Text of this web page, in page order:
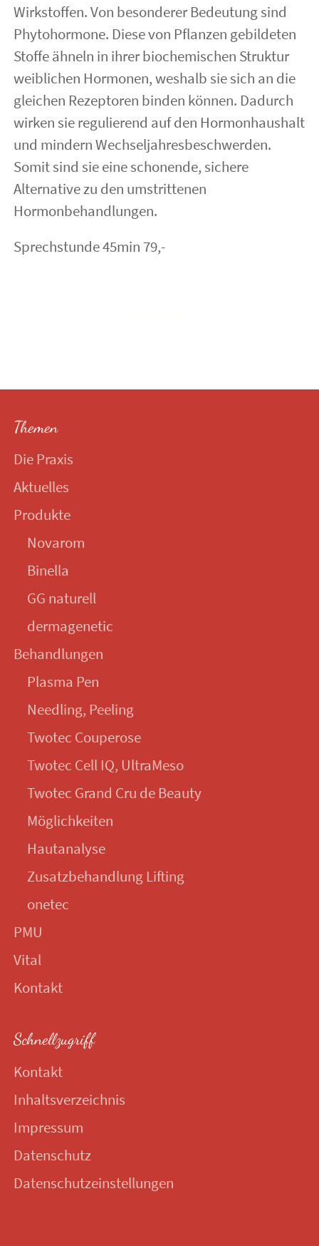
Wirkstoffen. Von besonderer Bedeutung sind
Phytohormone. Diese von Pflanzen gebildeten
Stoffe ähneln in ihrer biochemischen Struktur
weiblichen Hormonen, weshalb sie sich an die
gleichen Rezeptoren binden können. Dadurch
wirken sie regulierend auf den Hormonhaushalt
und mindern Wechseljahresbeschwerden.
Somit sind sie eine schonende, sichere
Alternative zu den umstrittenen
Hormonbehandlungen.
Sprechstunde 45min 79,-
Themen
Die Praxis
Aktuelles
Produkte
Novarom
Binella
GG naturell
dermagenetic
Behandlungen
Plasma Pen
Needling, Peeling
Twotec Couperose
Twotec Cell IQ, UltraMeso
Twotec Grand Cru de Beauty
Möglichkeiten
Hautanalyse
Zusatzbehandlung Lifting
onetec
PMU
Vital
Kontakt
Schnellzugriff
Kontakt
Inhaltsverzeichnis
Impressum
Datenschutz
Datenschutzeinstellungen